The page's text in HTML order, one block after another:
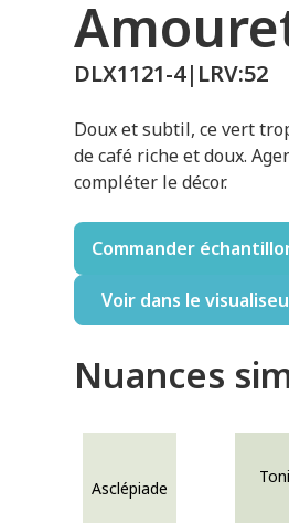
DLX1121-4| LRV:52
Doux et subtil, ce vert
de café riche et doux.
compléter le décor.
Commander
Voir dans le
Nuances
Asclépiade